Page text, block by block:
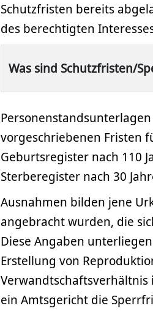
Schutzfristen bereits
des berechtigten
Was sind Schutzfristen/
vorgeschriebenen Fristen
Geburtsregister nach 110
Sterberegister nach 30
Ausnahmen bilden jene
angebracht wurden, die
Diese Angaben
Erstellung von
ein Amtsgericht die